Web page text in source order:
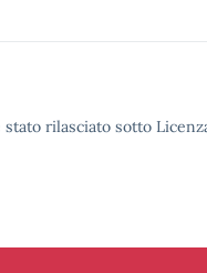
rilasciato sotto